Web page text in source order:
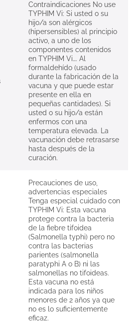
Contraindicaciones No use
TYPHIM Vi: Si usted o su
hijo/a son alérgicos
(hipersensibles) al principio
activo, a uno de los
componentes contenidos
en TYPHIM Vi…. Al
formaldehído (usado
durante la fabricación de la
vacuna y que puede estar
presente en ella en
pequeñas cantidades). Si
usted o su hijo/a están
enfermos con una
temperatura elevada. La
vacunación debe retrasarse
hasta después de la
curación.
Precauciones de uso,
advertencias especiales
Tenga especial cuidado con
TYPHIM Vi: Esta vacuna
protege contra la bacteria
de la fiebre tifoidea
(Salmonella typhi) pero no
contra las bacterias
parientes (salmonella
paratyphi A o B) ni las
salmonellas no tifoideas.
Esta vacuna no está
indicada para los niños
menores de 2 años ya que
no es lo suficientemente
eficaz.